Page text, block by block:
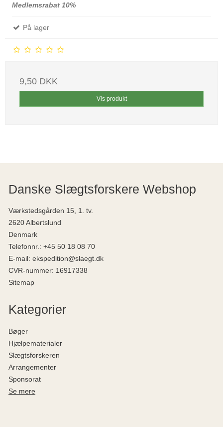
Medlemsrabat 10%
På lager
9,50 DKK
Vis produkt
Danske Slægtsforskere Webshop
Værkstedsgården 15, 1. tv.
2620 Albertslund
Denmark
Telefonnr.: +45 50 18 08 70
E-mail: ekspedition@slaegt.dk
CVR-nummer: 16917338
Sitemap
Kategorier
Bøger
Hjælpematerialer
Slægtsforskeren
Arrangementer
Sponsorat
Se mere